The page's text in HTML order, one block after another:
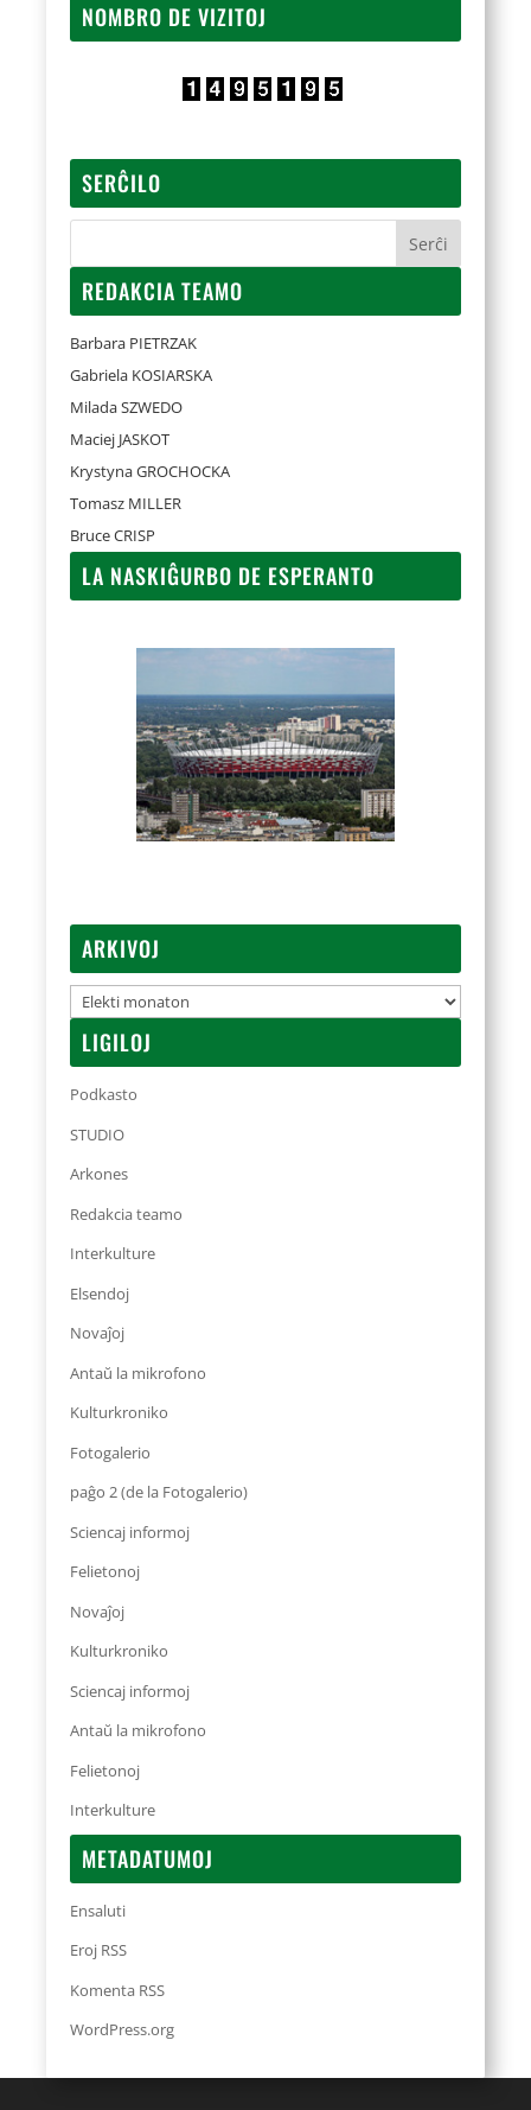
NOMBRO DE VIZITOJ
SERĈILO
REDAKCIA TEAMO
Barbara PIETRZAK
Gabriela KOSIARSKA
Milada SZWEDO
Maciej JASKOT
Krystyna GROCHOCKA
Tomasz MILLER
Bruce CRISP
LA NASKIĜURBO DE ESPERANTO
ARKIVOJ
Arkivoj
LIGILOJ
Podkasto
STUDIO
Arkones
Redakcia teamo
Interkulture
Elsendoj
Novaĵoj
Antaŭ la mikrofono
Kulturkroniko
Fotogalerio
paĝo 2 (de la Fotogalerio)
Sciencaj informoj
Felietonoj
Novaĵoj
Kulturkroniko
Sciencaj informoj
Antaŭ la mikrofono
Felietonoj
Interkulture
METADATUMOJ
Ensaluti
Eroj RSS
Komenta RSS
WordPress.org